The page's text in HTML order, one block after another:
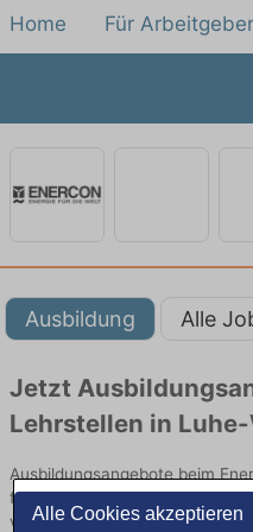
Alle Cookies akzeptieren
Home Für Arbeitgeber
Ausbildung Alle
Jetzt
Lehrstellen in
Ausbildungsangebote beim
finden Sie von namhaften
von Top-Arbeitgebern und